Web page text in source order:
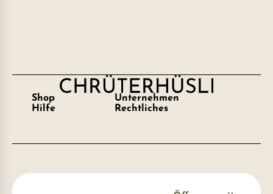
Shop
Unternehmen
Hilfe
Rechtliches